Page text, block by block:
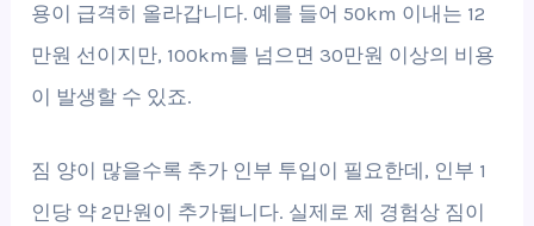
용이 급격히 올라갑니다. 예를 들어 50km 이내는 12
만원 선이지만, 100km를 넘으면 30만원 이상의 비용
이 발생할 수 있죠.
짐 양이 많을수록 추가 인부 투입이 필요한데, 인부 1
인당 약 2만원이 추가됩니다. 실제로 제 경험상 짐이